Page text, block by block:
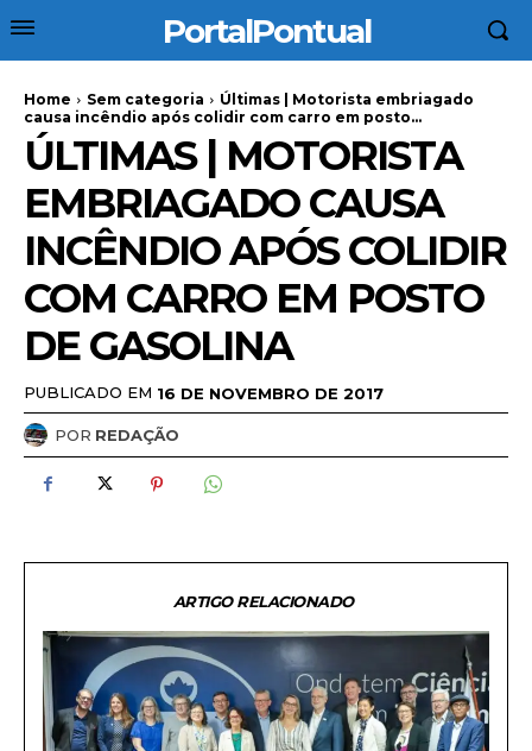
PortalPontual
Home Sem categoria
Últimas | Motorista embriagado
causa incêndio após colidir com carro em posto...
ÚLTIMAS | MOTORISTA
EMBRIAGADO CAUSA
INCÊNDIO APÓS COLIDIR
COM CARRO EM POSTO
DE GASOLINA
PUBLICADO EM 16 DE NOVEMBRO DE 2017
POR REDAÇÃO
ARTIGO RELACIONADO